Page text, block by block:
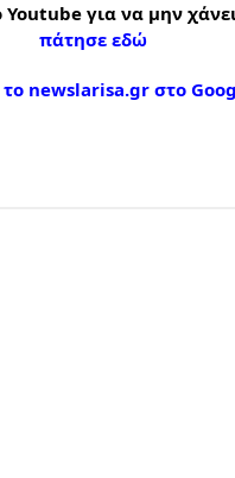
για να μην
πάτησε εδώ
newslarisa.gr στο